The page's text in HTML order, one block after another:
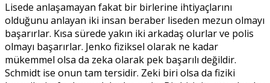
Lisede anlaşamayan fakat bir birlerine ihtiyaçlarını
olduğunu anlayan iki insan beraber liseden mezun olmayı
başarırlar. Kısa sürede yakın iki arkadaş olurlar ve polis
olmayı başarırlar. Jenko fiziksel olarak ne kadar
mükemmel olsa da zeka olarak pek başarılı değildir.
Schmidt ise onun tam tersidir. Zeki biri olsa da fiziki